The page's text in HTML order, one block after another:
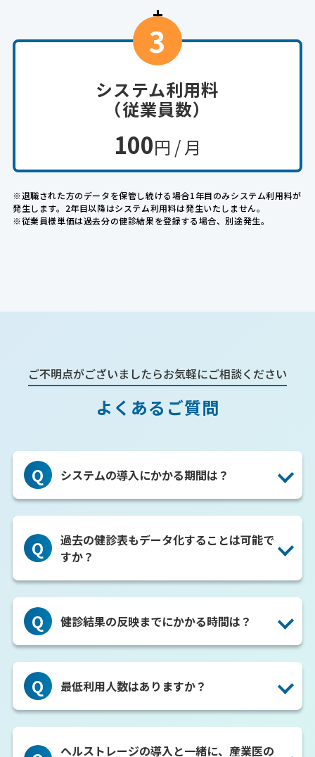
+
3
システム利用料
（従業員数）
100円 / 月
※退職された方のデータを保管し続ける場合1年目のみシステム利用料が
発生します。2年目以降はシステム利用料は発生いたしません。
※従業員様単価は過去分の健診結果を登録する場合、別途発生。
ご不明点がございましたらお気軽にご相談ください
よくあるご質問
システムの導入にかかる期間は？
Q
お申込み後、管理者様ページ・従業員様アカウントの
データの反映には別途お時間を頂きます。
過去の健診表もデータ化することは可能で
すか？
Q
A
もちろん可能でございます。
健診結果の反映までにかかる時間は？
Q
A
健診表を送付いただいてから1~2ヶ月程度でシステムに
お急ぎの場合は別途ご相談下さい。
最低利用人数はありますか？
Q
最低利用人数はございません。企業規模問わずにご利
ヘルストレージの導入と一緒に、産業医の